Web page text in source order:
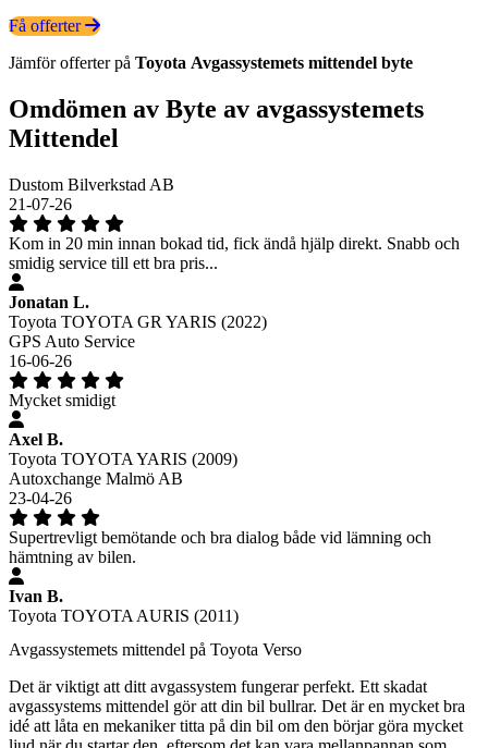
Få offerter
Jämför offerter på Toyota Avgassystemets mittendel byte
Omdömen av Byte av avgassystemets
Mittendel
Dustom Bilverkstad AB
21-07-26
Kom in 20 min innan bokad tid, fick ändå hjälp direkt. Snabb och
smidig service till ett bra pris...
Jonatan L.
Toyota TOYOTA GR YARIS (2022)
GPS Auto Service
16-06-26
Mycket smidigt
Axel B.
Toyota TOYOTA YARIS (2009)
Autoxchange Malmö AB
23-04-26
Supertrevligt bemötande och bra dialog både vid lämning och
hämtning av bilen.
Ivan B.
Toyota TOYOTA AURIS (2011)
Avgassystemets mittendel på Toyota Verso
Det är viktigt att ditt avgassystem fungerar perfekt. Ett skadat
avgassystems mittendel gör att din bil bullrar. Det är en mycket bra
idé att låta en mekaniker titta på din bil om den börjar göra mycket